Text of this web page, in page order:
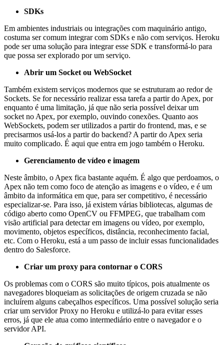
SDKs
Em ambientes industriais ou integrações com maquinário antigo,
costuma ser comum integrar com SDKs e não com serviços. Heroku
pode ser uma solução para integrar esse SDK e transformá-lo para
que possa ser explorado por um serviço.
Abrir um Socket ou WebSocket
Também existem serviços modernos que se estruturam ao redor de
Sockets. Se for necessário realizar essa tarefa a partir do Apex, por
enquanto é uma limitação, já que não seria possível deixar um
socket no Apex, por exemplo, ouvindo conexões. Quanto aos
WebSockets, podem ser utilizados a partir do frontend, mas, e se
precisarmos usá-los a partir do backend? A partir do Apex seria
muito complicado. É aqui que entra em jogo também o Heroku.
Gerenciamento de vídeo e imagem
Neste âmbito, o Apex fica bastante aquém. É algo que perdoamos, o
Apex não tem como foco de atenção as imagens e o vídeo, e é um
âmbito da informática em que, para ser competitivo, é necessário
especializar-se. Para isso, já existem várias bibliotecas, algumas de
código aberto como OpenCV ou FFMPEG, que trabalham com
visão artificial para detectar em imagens ou vídeo, por exemplo,
movimento, objetos específicos, distância, reconhecimento facial,
etc. Com o Heroku, está a um passo de incluir essas funcionalidades
dentro do Salesforce.
Criar um proxy para contornar o CORS
Os problemas com o CORS são muito típicos, pois atualmente os
navegadores bloqueiam as solicitações de origem cruzada se não
incluírem alguns cabeçalhos específicos. Uma possível solução seria
criar um servidor Proxy no Heroku e utilizá-lo para evitar esses
erros, já que ele atua como intermediário entre o navegador e o
servidor API.